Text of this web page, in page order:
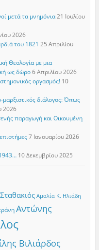
μετά τα μνημόνια 21 Ιουλίου
2026
του 1821 25 Απριλίου
Θεολογία με μια
ως δώρο 6 Απριλίου 2026
οργασμός! 10
μαρξιστικός διάλογος: Όπως
2026
παραγωγή και Οικουμένη
7 Ιανουαρίου 2026
10 Δεκεμβρίου 2025
Αμαλία Κ. Ηλιάδη
Αντώνης
Βιλιάρδος